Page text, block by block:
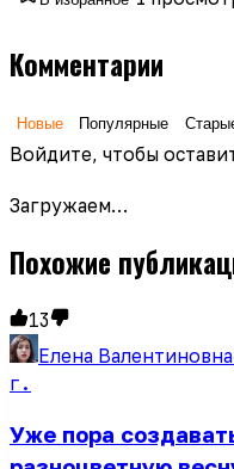
Комментарии
Новые Популярные
Войдите, чтобы
Загружаем…
Похожие
13
Елена Валентиновна
г.
Уже пора